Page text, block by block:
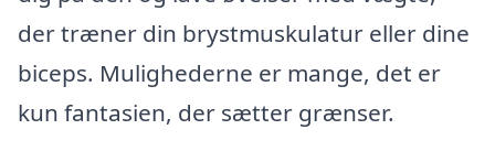
der træner din brystmuskulatur eller dine
biceps. Mulighederne er mange, det er
kun fantasien, der sætter grænser.